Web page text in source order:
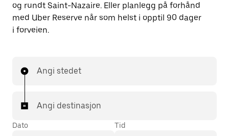
og rundt Saint-Nazaire. Eller planlegg på forhånd
med Uber Reserve når som helst i opptil 90 dager
i forveien.
Angi stedet
Angi destinasjon
Dato Tid